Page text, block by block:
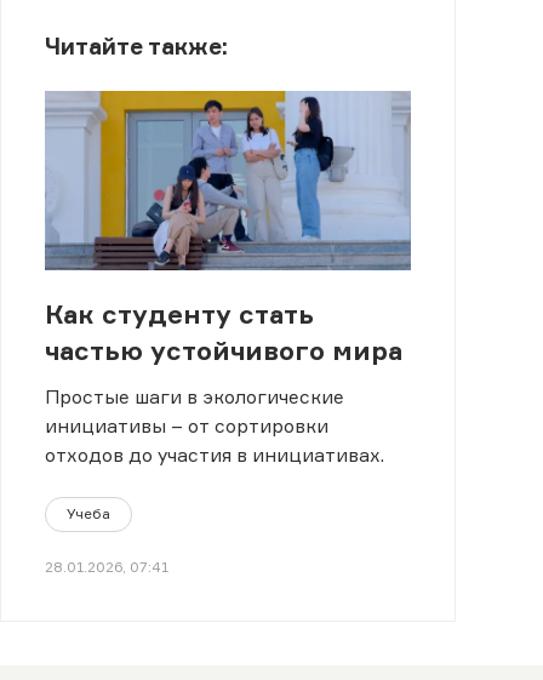
Читайте также:
Как студенту стать
частью устойчивого мира
Простые шаги в экологические
инициативы – от сортировки
отходов до участия в инициативах.
Учеба
28.01.2026, 07:41